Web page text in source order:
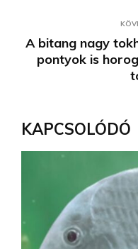
A bitang nagy
pontyok is
KAPCSOLÓDÓ